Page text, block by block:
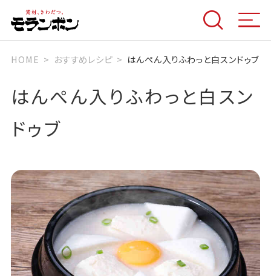
HOME おすすめレシピ はんぺん入りふわっと白スンドゥブ
はんぺん入りふわっと白スン
ドゥブ